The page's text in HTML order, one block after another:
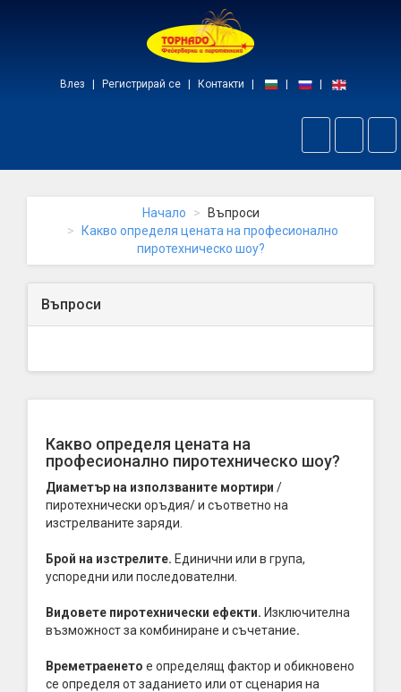
Влез Регистрирай се Контакти
на
Начало
Въпроси
Какво определя цената на професионално
пиротехническо шоу?
Въпроси
Какво определя цената на
професионално пиротехническо шоу?
Диаметър на използваните мортири /
пиротехнически оръдия/ и съответно на
изстрелваните заряди.
Брой на изстрелите. Единични или в група,
успоредни или последователни.
Видовете пиротехнически ефекти. Изключителна
възможност за комбиниране и съчетание.
Времетраенето е определящ фактор и обикновено
се определя от заданието или от сценария на